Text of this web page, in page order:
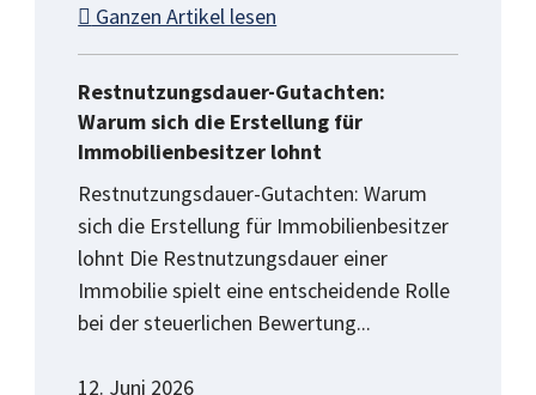
Ganzen Artikel lesen
Restnutzungsdauer-Gutachten:
Warum sich die Erstellung für
Immobilienbesitzer lohnt
Restnutzungsdauer-Gutachten: Warum
sich die Erstellung für Immobilienbesitzer
lohnt Die Restnutzungsdauer einer
Immobilie spielt eine entscheidende Rolle
bei der steuerlichen Bewertung...
12. Juni 2026